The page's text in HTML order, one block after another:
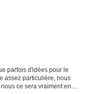
parfois d'idées pour le
assez particulière, nous
ce sera vraiment en